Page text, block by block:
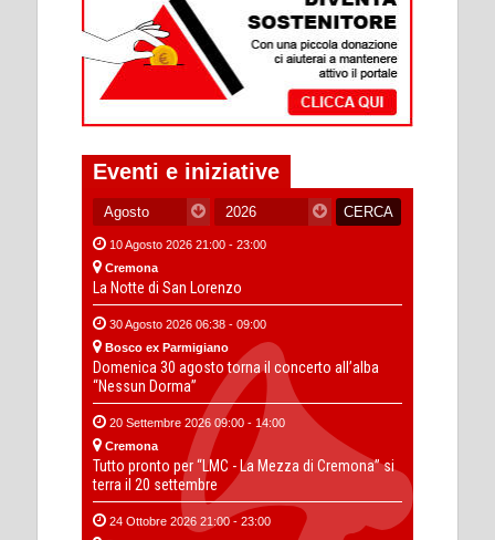
Eventi e iniziative
10 Agosto 2026 21:00 - 23:00
Cremona
La Notte di San Lorenzo
30 Agosto 2026 06:38 - 09:00
Bosco ex Parmigiano
Domenica 30 agosto torna il concerto all’alba
“Nessun Dorma”
20 Settembre 2026 09:00 - 14:00
Cremona
Tutto pronto per “LMC - La Mezza di Cremona” si
terra il 20 settembre
24 Ottobre 2026 21:00 - 23:00